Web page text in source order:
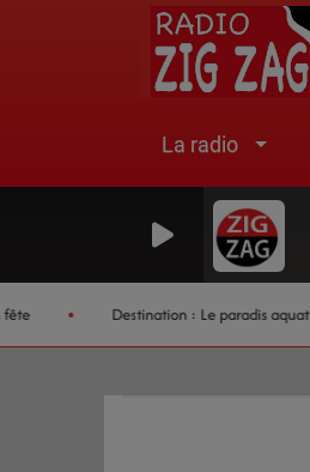
La radio
Destination : Le paradis